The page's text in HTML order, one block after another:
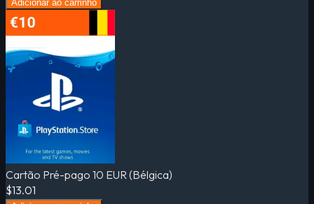
Adicionar ao carrinho
Cartão Pré-pago 10 EUR (Bélgica)
$13.01